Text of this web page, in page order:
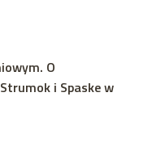
O
i Spaske w